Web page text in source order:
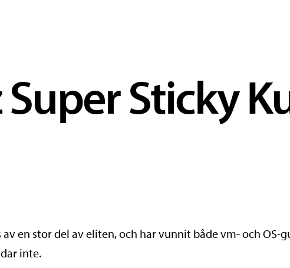
Super Sticky
en stor del av eliten, och har vunnit både vm- och OS-
inte.